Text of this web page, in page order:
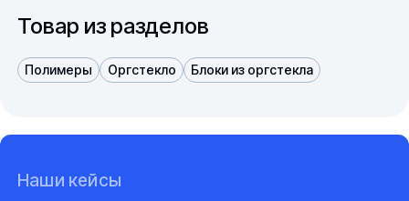
Товар из разделов
Полимеры Оргстекло Блоки из оргстекла
Наши кейсы